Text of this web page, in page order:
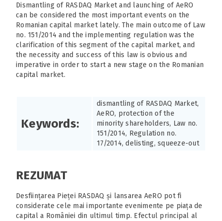
Dismantling of RASDAQ Market and launching of AeRO
can be considered the most important events on the
Romanian capital market lately. The main outcome of Law
no. 151/2014 and the implementing regulation was the
clarification of this segment of the capital market, and
the necessity and success of this law is obvious and
imperative in order to start a new stage on the Romanian
capital market.
Keywords:
dismantling of RASDAQ Market,
AeRO, protection of the
minority shareholders, Law no.
151/2014, Regulation no.
17/2014, delisting, squeeze-out
REZUMAT
Desființarea Pieței RASDAQ și lansarea AeRO pot fi
considerate cele mai importante evenimente pe piața de
capital a României din ultimul timp. Efectul principal al